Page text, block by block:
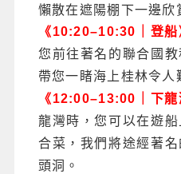
懶散在遮陽棚下一邊欣
《10:20–10:30｜登船
您前往著名的聯合國
帶您一睹海上桂林令人
《12:00–13:00｜下龍
龍灣時，您可以在遊
合菜，我們將途經著
頭洞。